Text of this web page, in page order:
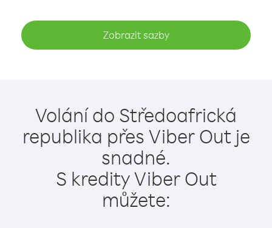
Zobrazit sazby
Volání do Středoafrická
republika přes Viber Out je
snadné.
S kredity Viber Out
můžete: